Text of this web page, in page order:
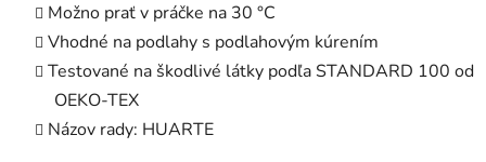
Možno prať v práčke na 30 °C
Vhodné na podlahy s podlahovým kúrením
Testované na škodlivé látky podľa STANDARD 100 od
OEKO-TEX
Názov rady: HUARTE